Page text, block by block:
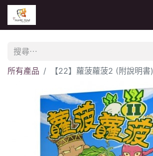
所有產品 【22】蘿菠蘿菠2 (附說明書)